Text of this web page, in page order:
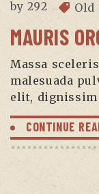
by 292 Old
MAURIS
Massa
malesuada
elit, dignissim
CONTINUE